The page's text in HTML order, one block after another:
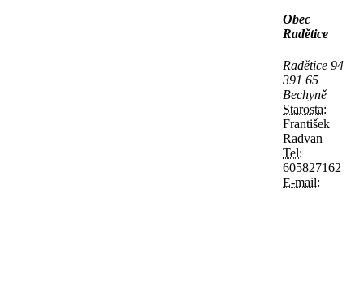
Obec
Radětice
Radětice 94
391 65
Bechyně
Starosta:
František
Radvan
Tel:
605827162
E-mail: